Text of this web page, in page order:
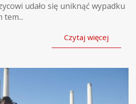
udało się uniknąć wypadku
tem...
Czytaj więcej